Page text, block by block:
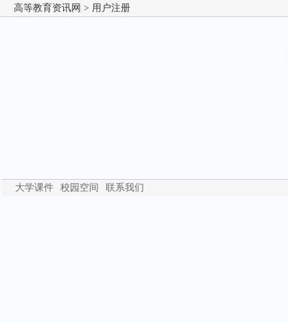
高等教育资讯网 > 用户注册
大学课件 校园空间 联系我们